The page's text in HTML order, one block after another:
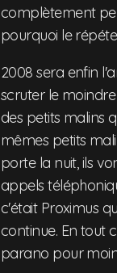
complètement
pourquoi le
2008 sera enfin
scruter le
des petits malins
mêmes petits
porte la nuit, ils
appels
c'était Proximus
continue. En tout
parano pour